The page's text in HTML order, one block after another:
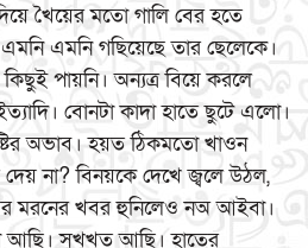
খৈয়ের মতো গালি বের হতে
এমনি গছিয়েছে তার ছেলেকে।
পায়নি। অন্যত্র বিয়ে করলে
বোনটা কাদা হাতে ছুটে এলো।
অভাব। হয়ত ঠিকমতো খাওন
না? বিনয়কে দেখে জ্বলে উঠল,
মরনের খবর হুনিলেও নঅ আইবা।
সুখ্খত আছি। হাতের